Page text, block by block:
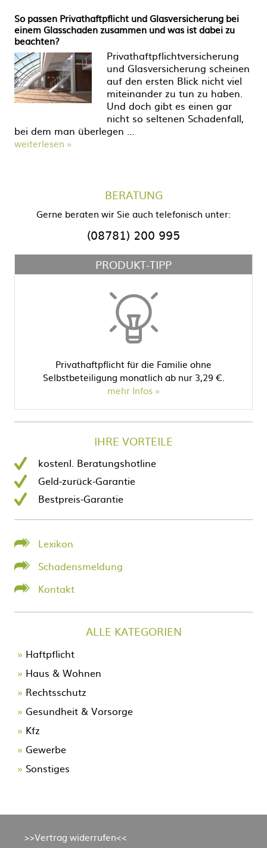
So passen Privathaftpflicht und Glasversicherung bei
einem Glasschaden zusammen und was ist dabei zu
beachten?
Privathaftpflichtversicherung
und Glasversicherung scheinen
auf den ersten Blick nicht viel
miteinander zu tun zu haben.
Und doch gibt es einen gar
nicht so seltenen Schadenfall,
bei dem man überlegen …
weiterlesen »
BERATUNG
Gerne beraten wir Sie auch telefonisch unter:
(08781) 200 995
PRODUKT-TIPP
Privathaftpflicht für die Familie ohne
Selbstbeteiligung monatlich ab nur 3,29 €.
mehr Infos
IHRE VORTEILE
kostenl. Beratungshotline
Geld-zurück-Garantie
Bestpreis-Garantie
Lexikon
Schadensmeldung
Kontakt
ALLE KATEGORIEN
Navigation
überspringen
Haftpflicht
Haus & Wohnen
Rechtsschutz
Gesundheit & Vorsorge
Kfz
Gewerbe
Sonstiges
>>Vertrag widerrufen<<